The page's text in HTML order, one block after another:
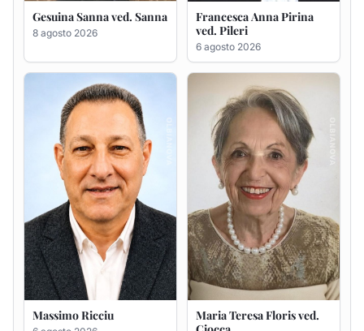
Massimo Ricciu
6 agosto 2026
Maria Teresa Floris ved.
6 agosto 2026